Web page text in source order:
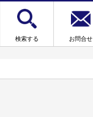
検索する お問合せ